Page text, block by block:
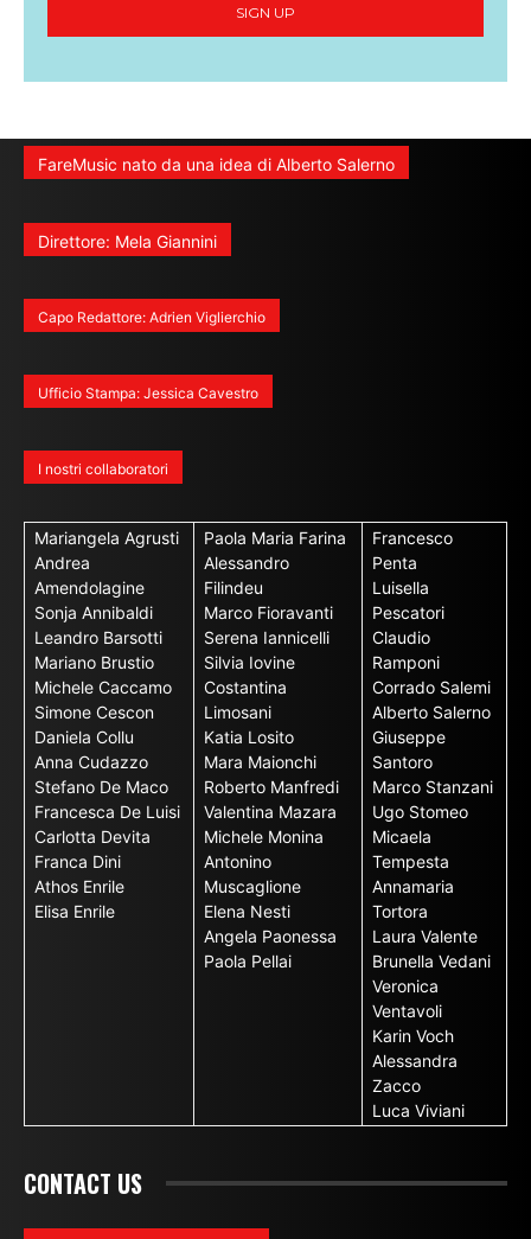
SIGN UP
FareMusic nato da una idea di Alberto Salerno
Direttore: Mela Giannini
Capo Redattore: Adrien Viglierchio
Ufficio Stampa: Jessica Cavestro
I nostri collaboratori
Mariangela Agrusti
Andrea
Amendolagine
Sonja Annibaldi
Leandro Barsotti
Mariano Brustio
Michele Caccamo
Simone Cescon
Daniela Collu
Anna Cudazzo
Stefano De Maco
Francesca De Luisi
Carlotta Devita
Franca Dini
Athos Enrile
Elisa Enrile
Paola Maria Farina
Alessandro
Filindeu
Marco Fioravanti
Serena Iannicelli
Silvia Iovine
Costantina
Limosani
Katia Losito
Mara Maionchi
Roberto Manfredi
Valentina Mazara
Michele Monina
Antonino
Muscaglione
Elena Nesti
Angela Paonessa
Paola Pellai
Francesco
Penta
Luisella
Pescatori
Claudio
Ramponi
Corrado Salemi
Alberto Salerno
Giuseppe
Santoro
Marco Stanzani
Ugo Stomeo
Micaela
Tempesta
Annamaria
Tortora
Laura Valente
Brunella Vedani
Veronica
Ventavoli
Karin Voch
Alessandra
Zacco
Luca Viviani
CONTACT US